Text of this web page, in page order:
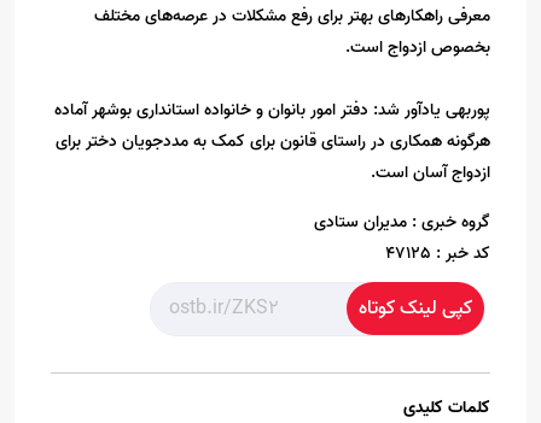
معرفی راهکارهای بهتر برای رفع مشکلات در عرصه‌های مختلف
بخصوص ازدواج است.
پوربهی یادآور شد: دفتر امور بانوان و خانواده استانداری بوشهر آماده
هرگونه همکاری در راستای قانون برای کمک به مددجویان دختر برای
ازدواج آسان است.
گروه خبری : مدیران ستادی
کد خبر : 47125
کپی لینک کوتاه
کلمات کلیدی